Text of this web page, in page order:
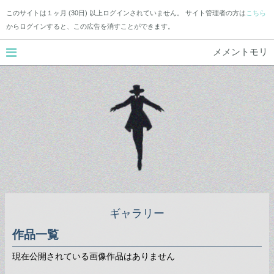
このサイトは１ヶ月 (30日) 以上ログインされていません。 サイト管理者の方は こちら
からログインすると、この広告を消すことができます。
メメントモリ
ギャラリー
作品一覧
現在公開されている画像作品はありません